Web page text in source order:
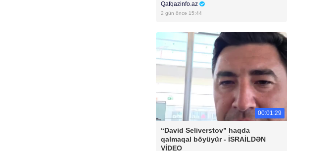
Qafqazinfo.az
2 gün öncə 15:44
00:01:29
“David Seliverstov” haqda
qalmaqal böyüyür - İSRAİLDƏN
VİDEO